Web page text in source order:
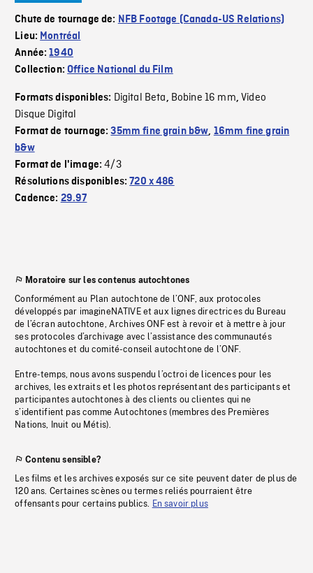
Chute de tournage de: NFB Footage (Canada-US Relations)
Lieu: Montréal
Année:1940
Collection:Office National du Film
Formats disponibles: Digital Beta, Bobine 16 mm,Video
Disque Digital
Format de tournage:35mm fine grain b&w, 16mm fine grain
b&w
Format de l'image:4/3
Résolutions disponibles:720 x 486
Cadence: 29.97
Moratoire sur les contenus autochtones
Conformément au Plan autochtone de l’ONF, aux protocoles
développés par imagineNATIVE et aux lignes directrices du Bureau
de l’écran autochtone, Archives ONF est à revoir et à mettre à jour
ses protocoles d’archivage avec l’assistance des communautés
autochtones et du comité-conseil autochtone de l’ONF.
Entre-temps, nous avons suspendu l’octroi de licences pour les
archives, les extraits et les photos représentant des participants et
participantes autochtones à des clients ou clientes qui ne
s’identifient pas comme Autochtones (membres des Premières
Nations, Inuit ou Métis).
Contenu sensible?
Les films et les archives exposés sur ce site peuvent dater de plus de
120 ans. Certaines scènes ou termes reliés pourraient être
offensants pour certains publics. En savoir plus